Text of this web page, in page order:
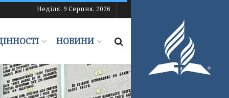
Неділя, 9 Серпня, 2026
НОВИНИ